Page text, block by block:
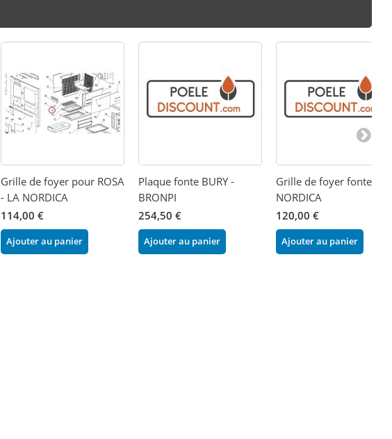
Grille de foyer pour ROSA
- LA NORDICA
114,00 €
Ajouter au panier
Plaque fonte BURY -
BRONPI
254,50 €
Ajouter au panier
Grille de foyer fonte - LA
NORDICA
120,00 €
Ajouter au panier